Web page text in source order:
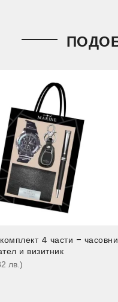
4 части –
и визитник
лв. )